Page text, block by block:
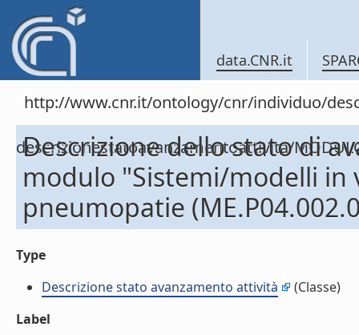
data.CNR.it
http://www.cnr.it/ontology/cnr/individuo/
descrizionestatoavanzamentoattivita/
Descrizione dello stato di
modulo "Sistemi/modelli in
pneumopatie
Type
Descrizione stato avanzamento attività
(Classe)
Label